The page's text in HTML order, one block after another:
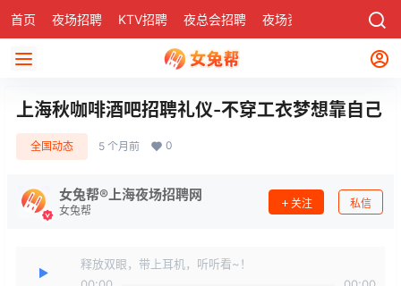
首页 夜场招聘 KTV招聘 夜总会招聘 夜场资讯 社区
上海秋咖啡酒吧招聘礼仪-不穿工衣梦想靠自己
全国动态 5 个月前 0
女兔帮®上海夜场招聘网
女兔帮
关注 私信
释放双眼，带上耳机，听听看~！